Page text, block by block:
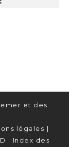
et des
légales |
I Index des